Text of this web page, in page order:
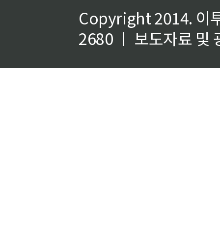
Copyright 2014. 이
2680 ㅣ 보도자료